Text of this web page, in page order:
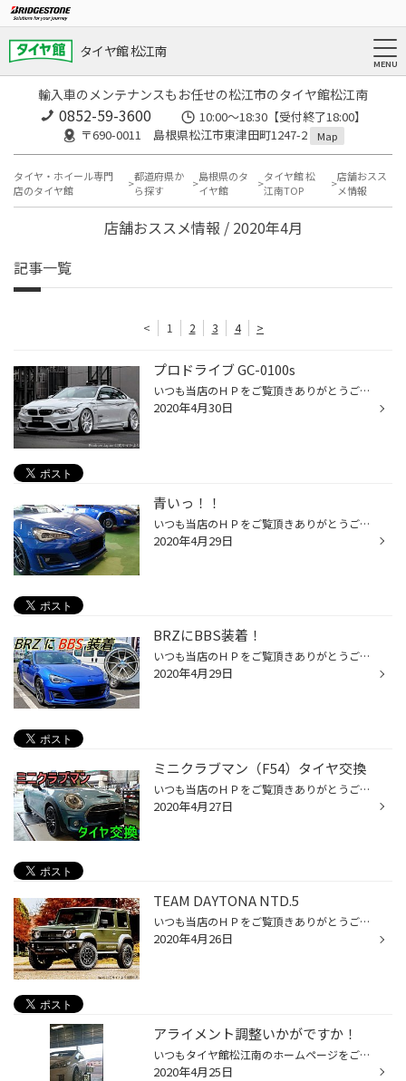
タイヤ館 松江南
輸入車のメンテナンスもお任せの松江市のタイヤ館松江南
0852-59-3600
10:00～18:30【受付終了18:00】
〒690-0011 島根県松江市東津田町1247-2
Map
タイヤ・ホイール専門
店のタイヤ館
都道府県か
ら探す
島根県のタ
イヤ館
タイヤ館 松
江南TOP
店舗おスス
メ情報
店舗おススメ情報 / 2020年4月
記事一覧
< 1 2 3 4 >
プロドライブ GC-0100s
いつも当店のＨＰをご覧頂きありがとうございます！ タイヤ館松江南のかわかみです！ 今回は、アルミホイールのご紹介！ この洗練された細身の10本スポーク！ そうプロドライブ社の【 GC-0100s 】です！ プロドライブシリーズのラインナップは全て 大人のプレミアムカーにピッタリなデザイン☆ BMW M...
2020年4月30日
青いっ！！
いつも当店のＨＰをご覧頂きありがとうございます！ タイヤ館松江南のかわかみです！ 本日は、ピットにスポーツカーが並びました！ 青いスバルBRZと青いレクサスIS-F☆ 青いスポーツカーが同時間帯に並ぶ奇跡☆ タイヤ館松江南スポーツカーがキテマス！ 青空のもと丁寧に作業を進めてます。 外出自粛...
2020年4月29日
BRZにBBS装着！
いつも当店のＨＰをご覧頂きありがとうございます！ タイヤ館松江南のかわかみです！ 今回は、スバルBRZ(ZC6)のBBS装着をご紹介！ 装着するホイールはこちら↓ 富山県のBBS JAPAN新工場よりつい先日到着した アルミ鍛造ホイール【 BBS RI-A 】です！ SUPER GTなどのレースで鍛えあげられたホイール！...
2020年4月29日
ミニクラブマン（F54）タイヤ交換
いつも当店のＨＰをご覧頂きありがとうございます！ タイヤ館松江南のかわかみです！ 今回は、ミニクラブマン(F54)のタイヤ交換をご紹介！ こちらの車両はパワフルなクーパーS しかも四駆モデルのALL4です！ 装着させて頂いたタイヤは REGNO GR-XII（レグノジーアールクロスツー）です！ 雨にも強く...
2020年4月27日
TEAM DAYTONA NTD.5
いつも当店のＨＰをご覧頂きありがとうございます！ タイヤ館松江南のかわかみです！ 少しご紹介が遅くなりましたが、 レイズのTEAM DAYTONA【 NTD.5 】に 現行ジムニーと現行シエラサイズが設定されました！ ホイールカラーは1色！ セミグロスブラック/ディスクダイヤモンドカット (N1) チームデイ...
2020年4月26日
アライメント調整いかがですか！
いつもタイヤ館松江南のホームページをご覧いただきありがとうございます。 当店では4輪アライメント調整をやっています。 軽自動車から輸入車まで、どんなお車でも対応できます！ タイヤとホイールにセンサーを着けて測定します。 こんな風に数字が出てきます。 赤い部分が基準値よりずれてます！ ...
2020年4月25日